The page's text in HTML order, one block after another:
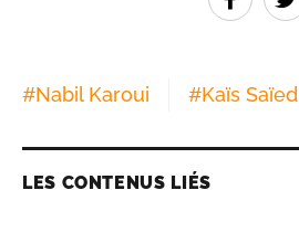
#Nabil Karoui #Kaïs Saïed
LES CONTENUS LIÉS